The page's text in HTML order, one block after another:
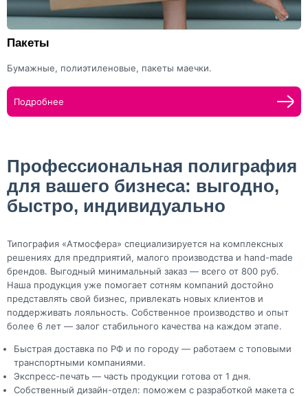
Пакеты
Бумажные, полиэтиленовые, пакеты маечки.
Подробнее
Профессиональная полиграфия
для вашего бизнеса: выгодно,
быстро, индивидуально
Типография «Атмосфера» специализируется на комплексных
решениях для предприятий, малого производства и hand-made
брендов. Выгодный минимальный заказ — всего от 800 руб.
Наша продукция уже помогает сотням компаний достойно
представлять свой бизнес, привлекать новых клиентов и
поддерживать лояльность. Собственное производство и опыт
более 6 лет — залог стабильного качества на каждом этапе.
Быстрая доставка по РФ и по городу — работаем с топовыми
транспортными компаниями.
Экспресс-печать — часть продукции готова от 1 дня.
Собственный дизайн-отдел: поможем с разработкой макета с